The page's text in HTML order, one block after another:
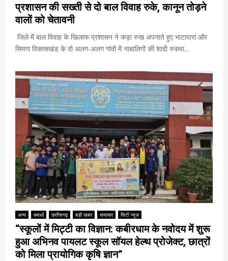
प्रशासन की सख्ती से दो बाल विवाह रुके, कानून तोड़ने
वालों को चेतावनी
जिले में बाल विवाह के खिलाफ प्रशासन ने कड़ा रुख अपनाते हुए भाटापारा और
सिमगा विकासखंड के दो अलग-अलग गांवों में नाबालिगों की शादी रुकवा...
अन्य कवर्धा छत्तीसगढ़ बड़ी खबर समाचार सिटी न्यूज़
“स्कूलों में मिट्टी का विज्ञान: कबीरधाम के नवोदय में शुरू
हुआ अभिनव पायलट स्कूल सॉयल हेल्थ प्रोजेक्ट, छात्रों
को मिला प्रायोगिक कृषि ज्ञान”